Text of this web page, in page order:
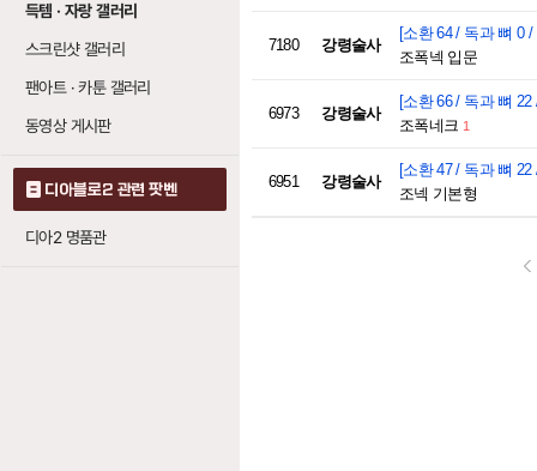
득템 · 자랑 갤러리
스크린샷 갤러리
팬아트 · 카툰 갤러리
동영상 게시판
디아블로2 관련 팟벤
디아2 명품관
7180 강령술사
[소환 64 / 독과 뼈 0 /
조폭넥 입문
6973 강령술사
[소환 66 / 독과 뼈 22
조폭네크 1
6951 강령술사
[소환 47 / 독과 뼈 22
조넥 기본형